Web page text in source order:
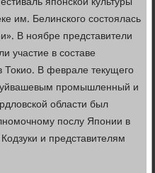
им. Белинского состоялась
В ноябре представители
участие в составе
Токио. В феврале текущего
промышленный и
области был
послу Японии в
и представителям